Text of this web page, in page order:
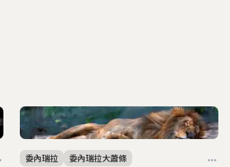
委內瑞拉 委內瑞拉大蕭條